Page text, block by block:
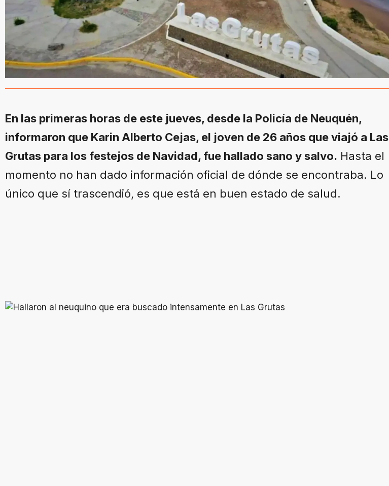
En las primeras horas de este jueves, desde la Policía de Neuquén,
informaron que Karin Alberto Cejas, el joven de 26 años que viajó a Las
Grutas para los festejos de Navidad, fue hallado sano y salvo. Hasta el
momento no han dado información oficial de dónde se encontraba. Lo
único que sí trascendió, es que está en buen estado de salud.